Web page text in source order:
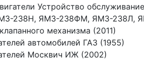
Устройство
238Н, ЯМЗ-238ФМ, ЯМЗ-238Л,
механизма (2011)
автомобилей ГАЗ (1955)
Москвич ИЖ (2002)